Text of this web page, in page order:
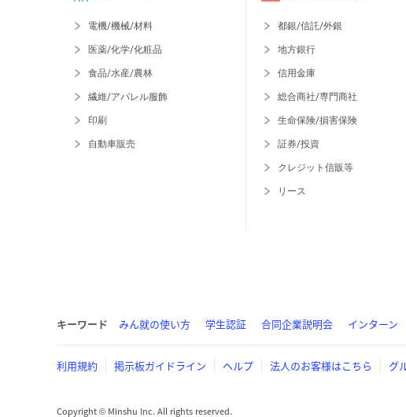
電機/機械/材料
医薬/化学/化粧品
食品/水産/農林
繊維/アパレル服飾
印刷
自動車販売
都銀/信託/外銀
地方銀行
信用金庫
総合商社/専門商社
生命保険/損害保険
証券/投資
クレジット信販等
リース
キーワード みん就の使い方 学生認証 合同企業説明会 インターン
利用規約 掲示板ガイドライン ヘルプ 法人のお客様はこちら グ
Copyright © Minshu Inc. All rights reserved.